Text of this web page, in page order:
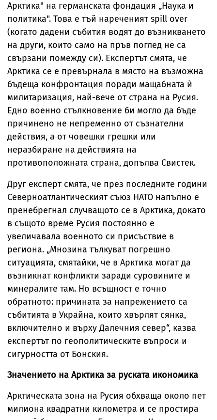
Арктика" на германската фондация „Наука и
политика". Това е тъй нареченият spill over
(когато дадени събития водят до възникването
на други, които само на пръв поглед не са
свързани помежду си). Експертът смята, че
Арктика се е превърнала в място на възможна
бъдеща конфронтация поради мащабната ѝ
милитаризация, най-вече от страна на Русия.
Едно военно стълкновение би могло да бъде
причинено не непременно от съзнателни
действия, а от човешки грешки или
неразбиране на действията на
противоположната страна, допълва Свистек.
Друг експерт смята, че през последните години
Северноатлантическият съюз НАТО напълно е
пренебрегнал случващото се в Арктика, докато
в същото време Русия постоянно е
увеличавала военното си присъствие в
региона. „Мнозина тълкуват погрешно
ситуацията, смятайки, че в Арктика могат да
възникнат конфликти заради суровините и
минералите там. Но всъщност е точно
обратното: причината за напрежението са
събитията в Украйна, които хвърлят сянка,
включително и върху Далечния север“, казва
експертът по геополитическите въпроси и
сигурността от Бонския.
Значението на Арктика за руската икономика
Арктическата зона на Русия обхваща около пет
милиона квадратни километра и се простира